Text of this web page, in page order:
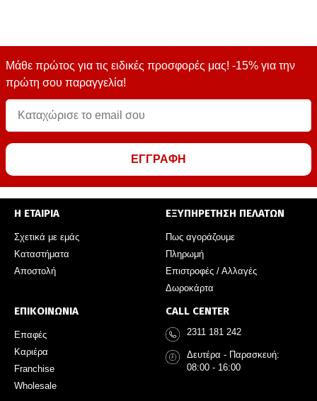
Μάθε πρώτος για τις ειδικές προσφορές μας! -15% για την
πρώτη σου παραγγελία!
ΕΓΓΡΑΦΗ
Η ΕΤΑΙΡΙΑ
Σχετικά με εμάς
Καταστήματα
Αποστολή
ΕΞΥΠΗΡΕΤΗΣΗ ΠΕΛΑΤΩΝ
Πως αγοράζουμε
Πληρωμή
Επιστροφές / Αλλαγές
Δωροκάρτα
ΕΠΙΚΟΙΝΩΝΙΑ
Επαφές
Καριέρα
Franchise
Wholesale
CALL CENTER
2311 181 242
Δευτέρα - Παρασκευή:
08:00 - 16:00